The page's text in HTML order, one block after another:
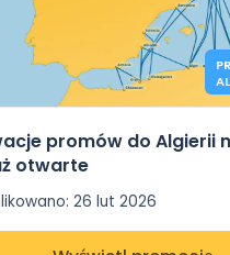
promów do Algierii
otwarte
: 26 lut 2026